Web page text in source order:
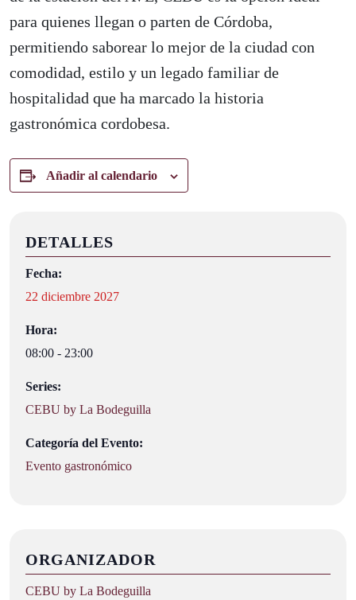
para quienes llegan o parten de Córdoba,
permitiendo saborear lo mejor de la ciudad con
comodidad, estilo y un legado familiar de
hospitalidad que ha marcado la historia
gastronómica cordobesa.
Añadir al calendario
DETALLES
Fecha:
22 diciembre 2027
Hora:
08:00 - 23:00
Series:
CEBU by La Bodeguilla
Categoría del Evento:
Evento gastronómico
ORGANIZADOR
CEBU by La Bodeguilla